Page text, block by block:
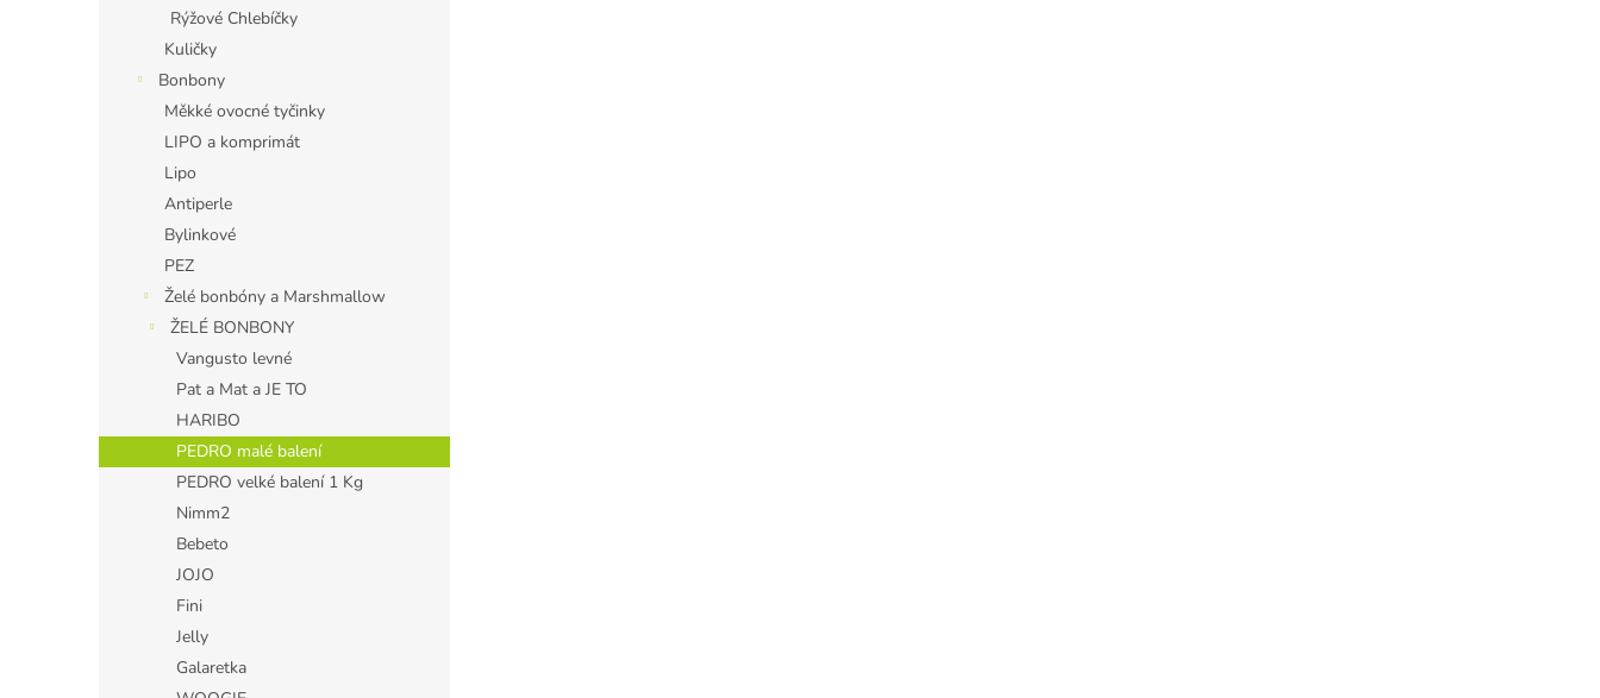
Rýžové Chlebíčky
Kuličky
Bonbony
Měkké ovocné tyčinky
LIPO a komprimát
Lipo
Antiperle
Bylinkové
PEZ
Želé bonbóny a Marshmallow
ŽELÉ BONBONY
Vangusto levné
Pat a Mat a JE TO
HARIBO
PEDRO malé balení
PEDRO velké balení 1 Kg
Nimm2
Bebeto
JOJO
Fini
Jelly
Galaretka